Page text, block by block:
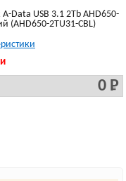
Data USB 3.1 2Tb AHD650-
(AHD650-2TU31-CBL)
0 Р